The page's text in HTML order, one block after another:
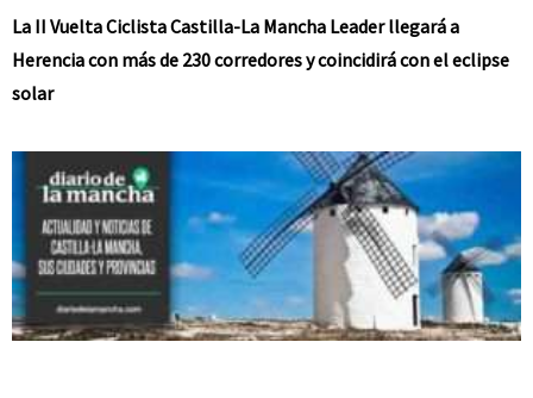
La II Vuelta Ciclista Castilla-La Mancha Leader llegará a
Herencia con más de 230 corredores y coincidirá con el eclipse
solar